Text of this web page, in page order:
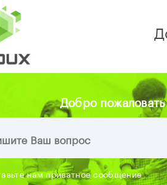
Добро
нам приватное сообщение